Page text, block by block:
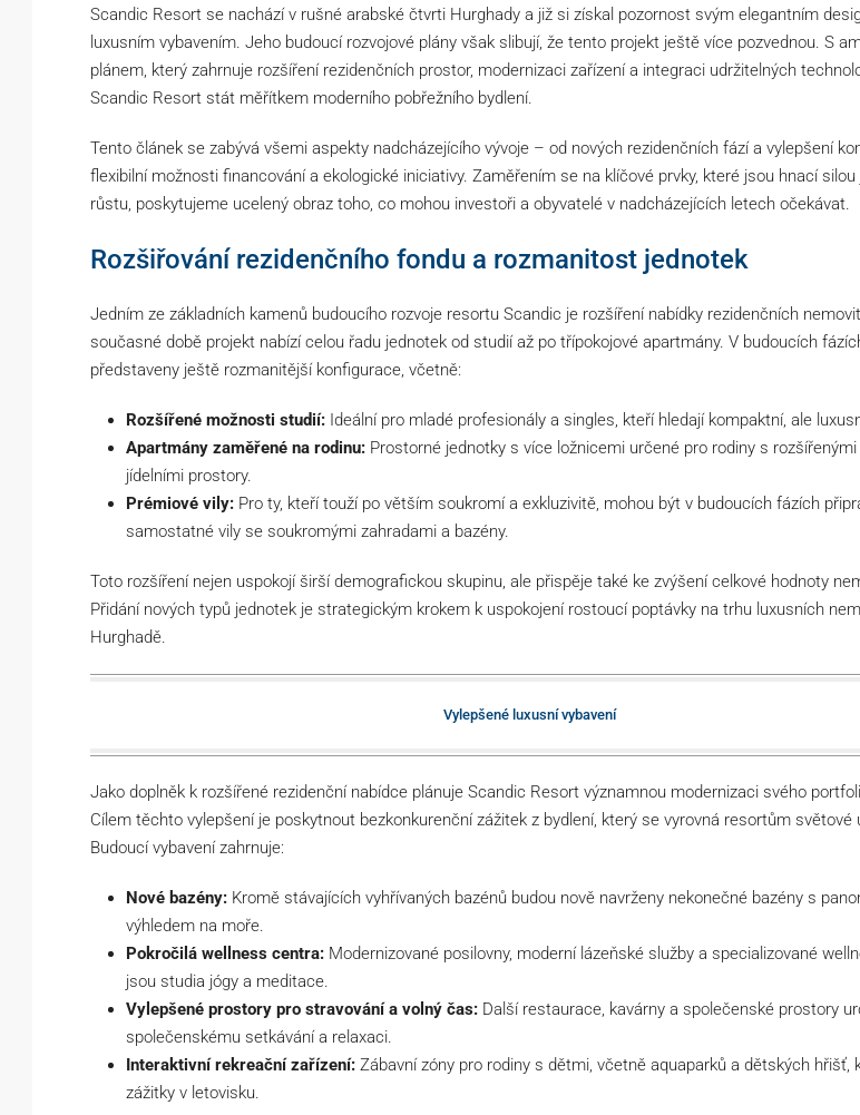
Scandic Resort se nachází v rušné arabské čtvrti Hurghady a již si získal pozornost svým elegantním
luxusním vybavením. Jeho budoucí rozvojové plány však slibují, že tento projekt ještě více pozvednou. S
plánem, který zahrnuje rozšíření rezidenčních prostor, modernizaci zařízení a integraci udržitelných
Scandic Resort stát měřítkem moderního pobřežního bydlení.
Tento článek se zabývá všemi aspekty nadcházejícího vývoje – od nových rezidenčních fází a vylepšení
flexibilní možnosti financování a ekologické iniciativy. Zaměřením se na klíčové prvky, které jsou hnací
růstu, poskytujeme ucelený obraz toho, co mohou investoři a obyvatelé v nadcházejících letech očekávat.
Rozšiřování rezidenčního fondu a rozmanitost jednotek
Jedním ze základních kamenů budoucího rozvoje resortu Scandic je rozšíření nabídky rezidenčních
současné době projekt nabízí celou řadu jednotek od studií až po třípokojové apartmány. V budoucích
představeny ještě rozmanitější konfigurace, včetně:
Rozšířené možnosti studií: Ideální pro mladé profesionály a singles, kteří hledají kompaktní, ale
Apartmány zaměřené na rodinu: Prostorné jednotky s více ložnicemi určené pro rodiny s
jídelními prostory.
Prémiové vily: Pro ty, kteří touží po větším soukromí a exkluzivitě, mohou být v budoucích fázích
samostatné vily se soukromými zahradami a bazény.
Toto rozšíření nejen uspokojí širší demografickou skupinu, ale přispěje také ke zvýšení celkové hodnoty
Přidání nových typů jednotek je strategickým krokem k uspokojení rostoucí poptávky na trhu luxusních
Hurghadě.
Vylepšené luxusní vybavení
Jako doplněk k rozšířené rezidenční nabídce plánuje Scandic Resort významnou modernizaci svého
Cílem těchto vylepšení je poskytnout bezkonkurenční zážitek z bydlení, který se vyrovná resortům světové
Budoucí vybavení zahrnuje:
Nové bazény: Kromě stávajících vyhřívaných bazénů budou nově navrženy nekonečné bazény s
výhledem na moře.
Pokročilá wellness centra: Modernizované posilovny, moderní lázeňské služby a specializované
jsou studia jógy a meditace.
Vylepšené prostory pro stravování a volný čas: Další restaurace, kavárny a společenské prostory
společenskému setkávání a relaxaci.
Interaktivní rekreační zařízení: Zábavní zóny pro rodiny s dětmi, včetně aquaparků a dětských hřišť,
zážitky v letovisku.